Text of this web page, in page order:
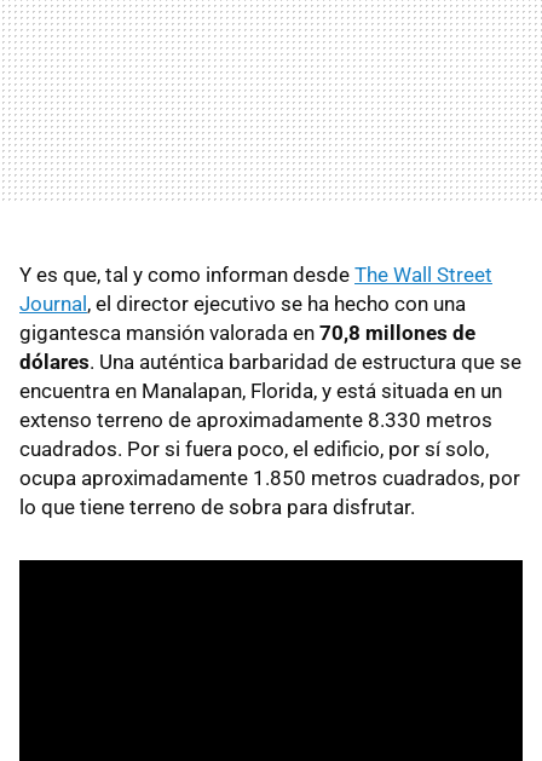
Y es que, tal y como informan desde The Wall Street
Journal , el director ejecutivo se ha hecho con una
gigantesca mansión valorada en 70,8 millones de
dólares. Una auténtica barbaridad de estructura que se
encuentra en Manalapan, Florida, y está situada en un
extenso terreno de aproximadamente 8.330 metros
cuadrados. Por si fuera poco, el edificio, por sí solo,
ocupa aproximadamente 1.850 metros cuadrados, por
lo que tiene terreno de sobra para disfrutar.